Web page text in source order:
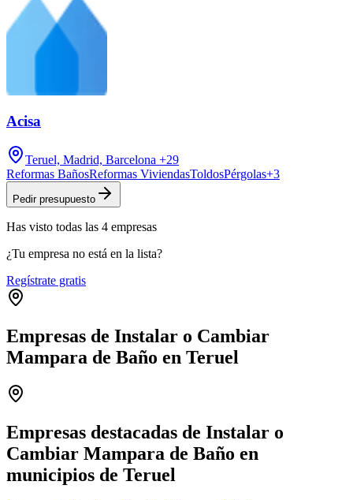
Acisa
Teruel, Madrid, Barcelona +29
Reformas BañosReformas ViviendasToldosPérgolas+3
Pedir presupuesto
Has visto todas las 4 empresas
¿Tu empresa no está en la lista?
Regístrate gratis
Empresas de Instalar o Cambiar
Mampara de Baño en Teruel
−
Empresas destacadas de Instalar o
Cambiar Mampara de Baño en
municipios de Teruel